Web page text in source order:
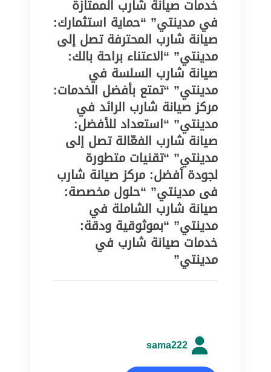
خدمات صيانة شارب الممتازة
في مدينتي” “حماية استثمارك:
صيانة شارب المحترفة تصل إلى
مدينتي” “الاعتناء براحة بالك:
صيانة شارب السلسة في
مدينتي” “تمتع بأفضل الخدمات:
مركز صيانة شارب الرائد في
مدينتي” “استعداد للأفضل:
صيانة شارب الفعّالة تصل إلى
مدينتي” “تقنيات متطورة
لجودة أفضل: مركز صيانة شارب
فى مدينتي” “حلول مخصصة:
صيانة شارب الشاملة في
مدينتي” “بموثوقية ودقة:
خدمات صيانة شارب في
مدينتي”
sama222